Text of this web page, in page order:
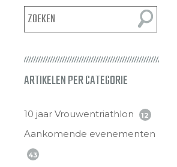
ARTIKELEN PER CATEGORIE
10 jaar Vrouwentriathlon 12
Aankomende evenementen
43